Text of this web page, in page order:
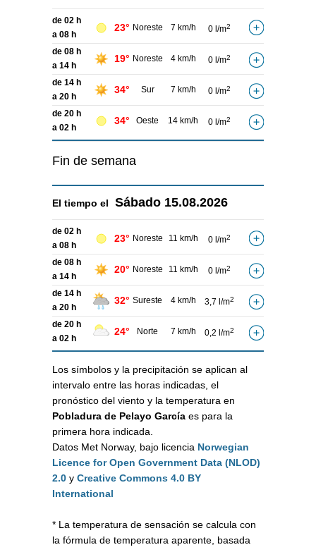
de 02 h
a 08 h
23° Noreste 7 km/h 0 l/m2
de 08 h
a 14 h
19° Noreste 4 km/h 0 l/m2
de 14 h
a 20 h
34° Sur 7 km/h 0 l/m2
de 20 h
a 02 h
34° Oeste 14 km/h 0 l/m2
Fin de semana
El tiempo el Sábado 15.08.2026
de 02 h
a 08 h
23° Noreste 11 km/h 0 l/m2
de 08 h
a 14 h
20° Noreste 11 km/h 0 l/m2
de 14 h
a 20 h
32° Sureste 4 km/h 3,7 l/m2
de 20 h
a 02 h
24° Norte 7 km/h 0,2 l/m2
Los símbolos y la precipitación se aplican al
intervalo entre las horas indicadas, el
pronóstico del viento y la temperatura en
Pobladura de Pelayo García es para la
primera hora indicada.
Datos Met Norway, bajo licencia Norwegian
Licence for Open Government Data (NLOD)
2.0 y Creative Commons 4.0 BY
International
* La temperatura de sensación se calcula con
la fórmula de temperatura aparente, basada